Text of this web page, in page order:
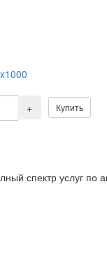
+ Купить
спектр услуг по